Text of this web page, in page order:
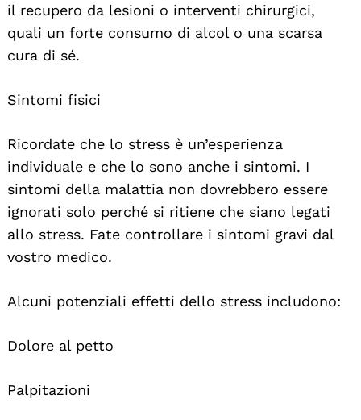
il recupero da lesioni o interventi chirurgici,
quali un forte consumo di alcol o una scarsa
cura di sé.
Sintomi fisici
Ricordate che lo stress è un’esperienza
individuale e che lo sono anche i sintomi. I
sintomi della malattia non dovrebbero essere
ignorati solo perché si ritiene che siano legati
allo stress. Fate controllare i sintomi gravi dal
vostro medico.
Alcuni potenziali effetti dello stress includono:
Dolore al petto
Palpitazioni